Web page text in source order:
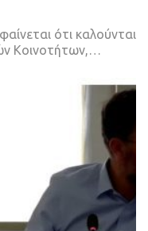
ότι καλούνται
Κοινοτήτων,…